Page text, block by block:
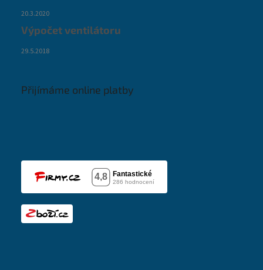
20.3.2020
Výpočet ventilátoru
29.5.2018
Přijímáme online platby